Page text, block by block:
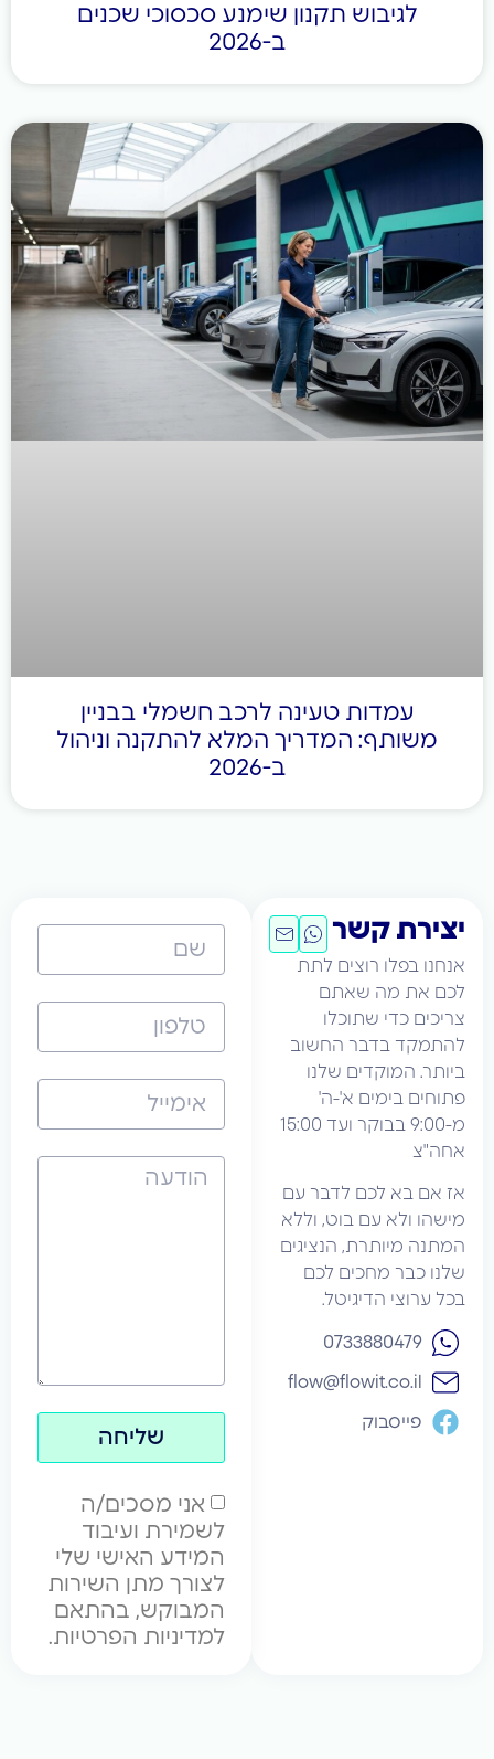
לגיבוש תקנון שימנע סכסוכי שכנים
עמדות טעינה לרכב חשמלי בבניין
המדריך המלא להתקנה וניהול
קשר
בפלו רוצים לתת
מה שאתם
כדי שתוכלו
בדבר החשוב
המוקדים שלנו
בימים א'-ה'
מ-9:00 בבוקר ועד 15:00
בא לכם לדבר עם
ולא עם בוט, וללא
מיותרת, הנציגים
מחכים לכם
הדיגיטל.
‪0733880479‬
flow@flowit.co.il
פייסבוק
אני מסכים/ה
לשמירת ועיבוד
המידע האישי שלי
לצורך מתן השירות
המבוקש, בהתאם
למדיניות הפרטיות.